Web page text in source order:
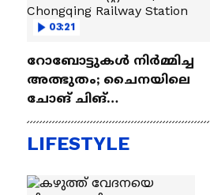
03:21
റോബോട്ടുകൾ നിർമ്മിച്ച
അത്ഭുതം; ചൈനയിലെ
ചോങ് ചിങ്
Chongqing Railway Station
LIFESTYLE